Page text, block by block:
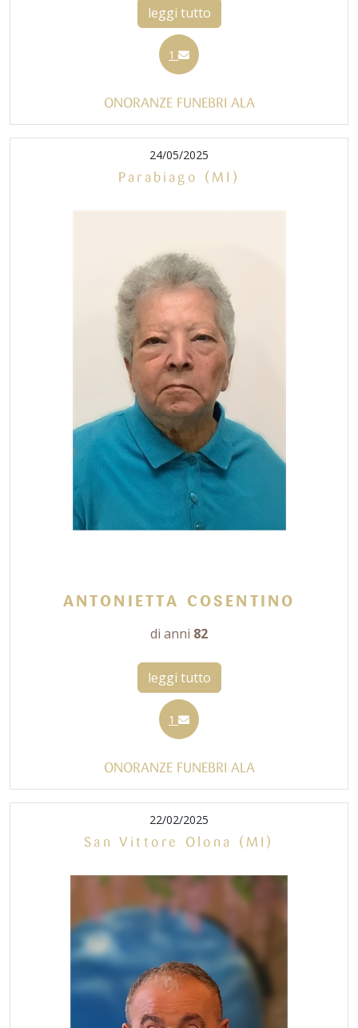
leggi tutto
1
ONORANZE FUNEBRI ALA
24/05/2025
Parabiago (MI)
ANTONIETTA COSENTINO
di anni 82
leggi tutto
1
ONORANZE FUNEBRI ALA
22/02/2025
San Vittore Olona (MI)